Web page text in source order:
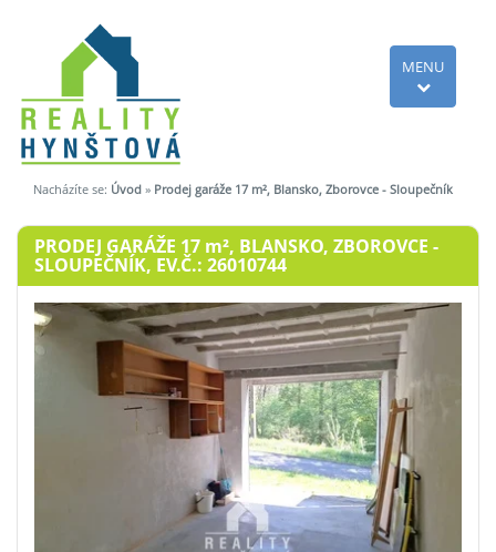
MENU
Nacházíte se: Úvod » Prodej garáže 17 m², Blansko, Zborovce - Sloupečník
PRODEJ GARÁŽE 17 m², BLANSKO, ZBOROVCE -
SLOUPEČNÍK, EV.Č.: 26010744